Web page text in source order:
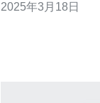
务器因为其地理位
2025年3月18日